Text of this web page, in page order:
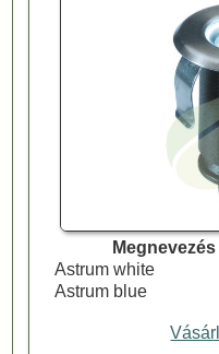
Megnevezés
Astrum white
Astrum blue